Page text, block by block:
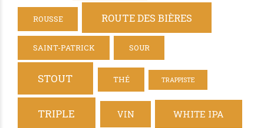
ROUSSE ROUTE DES BIÈRES
SAINT-PATRICK SOUR
STOUT THÉ TRAPPISTE
TRIPLE VIN WHITE IPA